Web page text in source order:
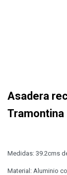
Asadera
Tramontina
Medidas: 39.2cms
Material: Aluminio